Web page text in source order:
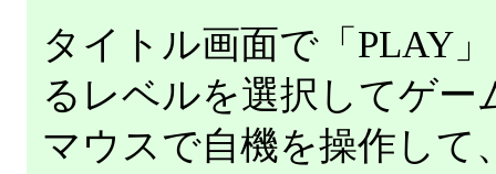
タイトル画面で「PLAY
るレベルを選択してゲー
マウスで自機を操作して